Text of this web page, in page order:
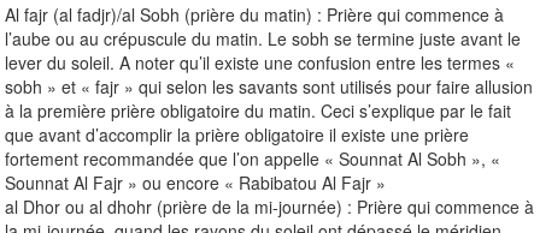
Al fajr (al fadjr)/al Sobh (prière du matin) : Prière qui commence à
l’aube ou au crépuscule du matin. Le sobh se termine juste avant le
lever du soleil. A noter qu’il existe une confusion entre les termes «
sobh » et « fajr » qui selon les savants sont utilisés pour faire allusion
à la première prière obligatoire du matin. Ceci s’explique par le fait
que avant d’accomplir la prière obligatoire il existe une prière
fortement recommandée que l’on appelle « Sounnat Al Sobh », «
Sounnat Al Fajr » ou encore « Rabibatou Al Fajr »
al Dhor ou al dhohr (prière de la mi-journée) : Prière qui commence à